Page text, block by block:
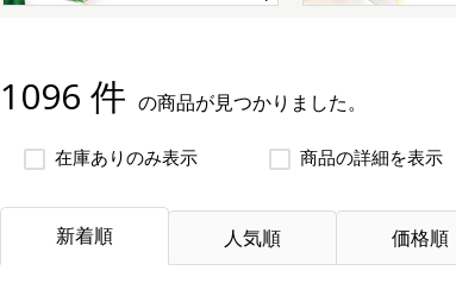
1096 件 の商品が見つかりました。
在庫ありのみ表示 商品の詳細を表示
新着順 人気順 価格順